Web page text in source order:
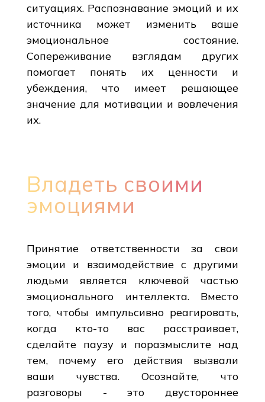
ситуациях. Распознавание эмоций и их
источника может изменить ваше
эмоциональное состояние.
Сопереживание взглядам других
помогает понять их ценности и
убеждения, что имеет решающее
значение для мотивации и вовлечения
их.
Владеть своими
эмоциями
Принятие ответственности за свои
эмоции и взаимодействие с другими
людьми является ключевой частью
эмоционального интеллекта. Вместо
того, чтобы импульсивно реагировать,
когда кто-то вас расстраивает,
сделайте паузу и поразмыслите над
тем, почему его действия вызвали
ваши чувства. Осознайте, что
разговоры - это двустороннее